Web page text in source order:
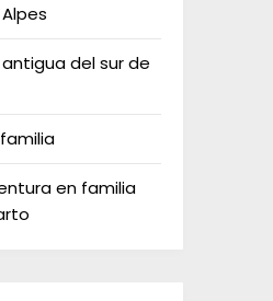
del sur de
en familia